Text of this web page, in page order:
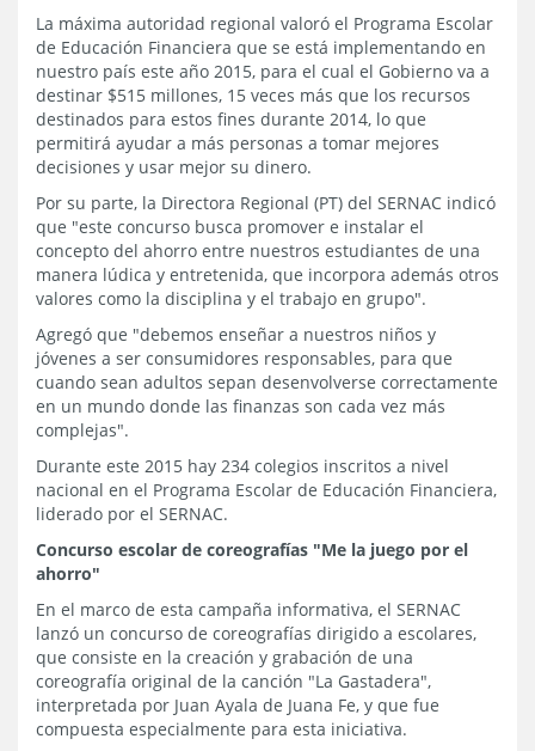
La máxima autoridad regional valoró el Programa Escolar
de Educación Financiera que se está implementando en
nuestro país este año 2015, para el cual el Gobierno va a
destinar $515 millones, 15 veces más que los recursos
destinados para estos fines durante 2014, lo que
permitirá ayudar a más personas a tomar mejores
decisiones y usar mejor su dinero.
Por su parte, la Directora Regional (PT) del SERNAC indicó
que "este concurso busca promover e instalar el
concepto del ahorro entre nuestros estudiantes de una
manera lúdica y entretenida, que incorpora además otros
valores como la disciplina y el trabajo en grupo".
Agregó que "debemos enseñar a nuestros niños y
jóvenes a ser consumidores responsables, para que
cuando sean adultos sepan desenvolverse correctamente
en un mundo donde las finanzas son cada vez más
complejas".
Durante este 2015 hay 234 colegios inscritos a nivel
nacional en el Programa Escolar de Educación Financiera,
liderado por el SERNAC.
Concurso escolar de coreografías "Me la juego por el
ahorro"
En el marco de esta campaña informativa, el SERNAC
lanzó un concurso de coreografías dirigido a escolares,
que consiste en la creación y grabación de una
coreografía original de la canción "La Gastadera",
interpretada por Juan Ayala de Juana Fe, y que fue
compuesta especialmente para esta iniciativa.